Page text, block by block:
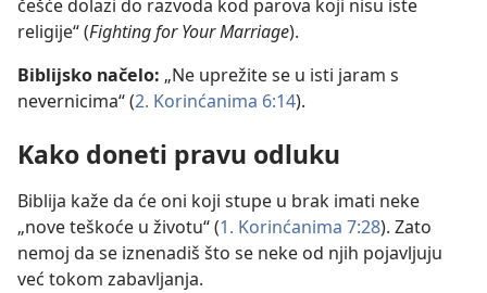
češće dolazi do razvoda kod parova koji nisu iste
religije“ (Fighting for Your Marriage).
Biblijsko načelo: „Ne uprežite se u isti jaram s
nevernicima“ (2. Korinćanima 6:14).
Kako doneti pravu odluku
Biblija kaže da će oni koji stupe u brak imati neke
„nove teškoće u životu“ (1. Korinćanima 7:28). Zato
nemoj da se iznenadiš što se neke od njih pojavljuju
već tokom zabavljanja.